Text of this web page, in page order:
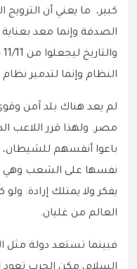
كبير، ما يعني أن
الصدفة وإنما معد بعناية
النظام وإنما لتدمير
لم يعد هناك بلد آمن
مصر. ولهذا قرر اللاعب
باعوا أنفسهم
نفسها على الشعب وهي
يفكر ولا يمتلك إرادة.
العالم من غليان.
فبينما تستعد دولة مثل